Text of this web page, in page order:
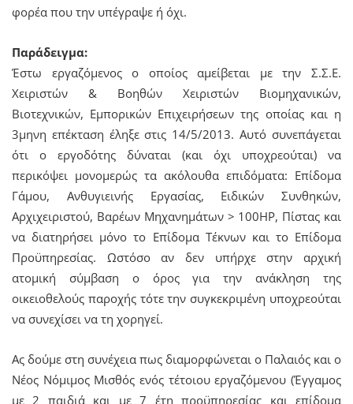
φορέα που την υπέγραψε ή όχι.
Παράδειγμα:
Έστω εργαζόμενος ο οποίος αμείβεται με την Σ.Σ.Ε.
Χειριστών & Βοηθών Χειριστών Βιομηχανικών,
Βιοτεχνικών, Εμπορικών Επιχειρήσεων της οποίας και η
3μηνη επέκταση έληξε στις 14/5/2013. Αυτό συνεπάγεται
ότι ο εργοδότης δύναται (και όχι υποχρεούται) να
περικόψει μονομερώς τα ακόλουθα επιδόματα: Επίδομα
Γάμου, Ανθυγιεινής Εργασίας, Ειδικών Συνθηκών,
Αρχιχειριστού, Βαρέων Μηχανημάτων > 100HP, Πίστας και
να διατηρήσει μόνο το Επίδομα Τέκνων και το Επίδομα
Προϋπηρεσίας. Ωστόσο αν δεν υπήρχε στην αρχική
ατομική σύμβαση ο όρος για την ανάκληση της
οικειοθελούς παροχής τότε την συγκεκριμένη υποχρεούται
να συνεχίσει να τη χορηγεί.
Ας δούμε στη συνέχεια πως διαμορφώνεται ο Παλαιός και ο
Νέος Νόμιμος Μισθός ενός τέτοιου εργαζόμενου (Έγγαμος
με 2 παιδιά και με 7 έτη προϋπηρεσίας και επίδομα